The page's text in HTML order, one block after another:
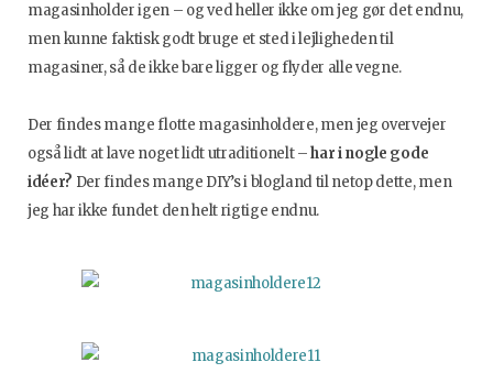
magasinholder igen – og ved heller ikke om jeg gør det endnu,
men kunne faktisk godt bruge et sted i lejligheden til
magasiner, så de ikke bare ligger og flyder alle vegne.
Der findes mange flotte magasinholdere, men jeg overvejer
også lidt at lave noget lidt utraditionelt –har i nogle gode
idéer? Der findes mange DIY’s i blogland til netop dette, men
jeg har ikke fundet den helt rigtige endnu.